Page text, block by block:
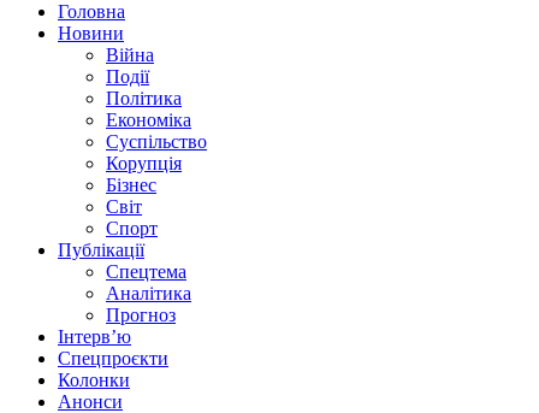
Головна
Новини
Війна
Події
Політика
Економіка
Суспільство
Корупція
Бізнес
Світ
Спорт
Публікації
Спецтема
Аналітика
Прогноз
Інтерв’ю
Спецпроєкти
Колонки
Анонси